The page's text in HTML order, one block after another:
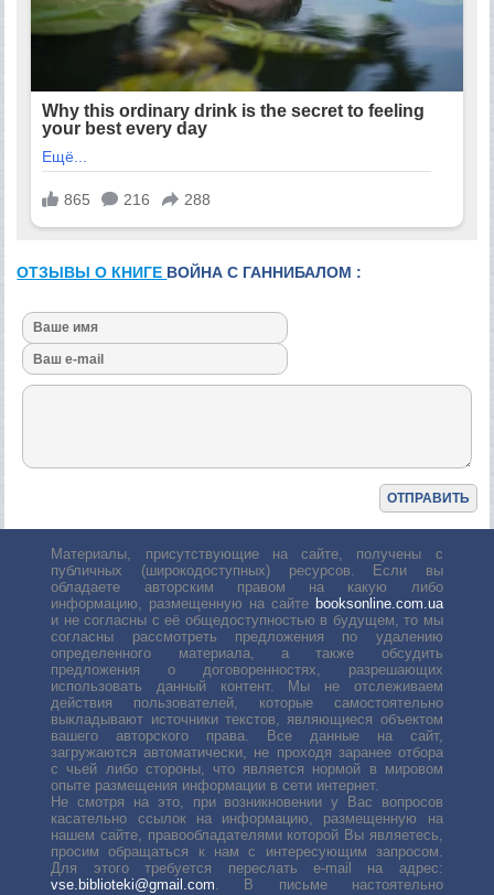
ОТЗЫВЫ О КНИГЕ ВОЙНА С ГАННИБАЛОМ :
Материалы, присутствующие на сайте, получены с
публичных (широкодоступных) ресурсов. Если вы
обладаете авторским правом на какую либо
информацию, размещенную на сайте booksonline.com.ua
и не согласны с её общедоступностью в будущем, то мы
согласны рассмотреть предложения по удалению
определенного материала, а также обсудить
предложения о договоренностях, разрешающих
использовать данный контент. Мы не отслеживаем
действия пользователей, которые самостоятельно
выкладывают источники текстов, являющиеся объектом
вашего авторского права. Все данные на сайт,
загружаются автоматически, не проходя заранее отбора
с чьей либо стороны, что является нормой в мировом
опыте размещения информации в сети интернет.
Не смотря на это, при возникновении у Вас вопросов
касательно ссылок на информацию, размещенную на
нашем сайте, правообладателями которой Вы являетесь,
просим обращаться к нам с интересующим запросом.
Для этого требуется переслать е-mail на адрес:
vse.biblioteki@gmail.com. В письме настоятельно